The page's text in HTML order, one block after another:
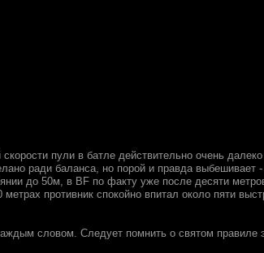
пули в батле действительно очень
ради баланса, но порой и правда выбешивает
до 50м, в BF по факту уже после десяти
противник спокойно впитал около пяти
словом. Следует помнить о святом правиле